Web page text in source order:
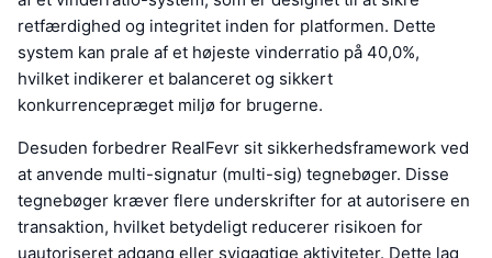
retfærdighed og integritet inden for platformen. Dette
system kan prale af et højeste vinderratio på 40,0%,
hvilket indikerer et balanceret og sikkert
konkurrencepræget miljø for brugerne.
Desuden forbedrer RealFevr sit sikkerhedsframework ved
at anvende multi-signatur (multi-sig) tegnebøger. Disse
tegnebøger kræver flere underskrifter for at autorisere en
transaktion, hvilket betydeligt reducerer risikoen for
uautoriseret adgang eller svigagtige aktiviteter. Dette lag